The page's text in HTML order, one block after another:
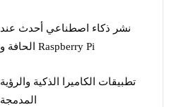
نشر ذكاء اصطناعي أحدث عند
الحافة و Raspberry Pi
تطبيقات الكاميرا الذكية والرؤية
المدمجة